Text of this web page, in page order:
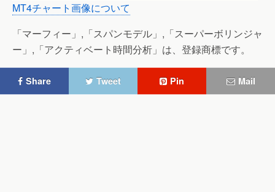
MT4チャート画像について
「マーフィー」,「スパンモデル」,「スーパーボリンジャ
ー」,「アクティベート時間分析」は、登録商標です。
Share Tweet Pin Mail